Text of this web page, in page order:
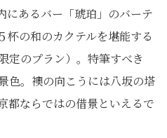
にあるバー「琥珀」のバーテ
杯の和のカクテルを堪能する
定のプラン）。特筆すべき
色。襖の向こうには八坂の塔
都ならではの借景といえるで